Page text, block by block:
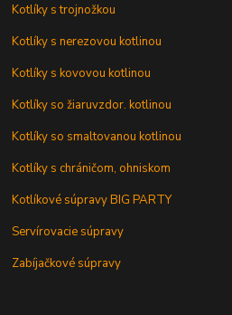
Kotlíky s trojnožkou
Kotlíky s nerezovou kotlinou
Kotlíky s kovovou kotlinou
Kotlíky so žiaruvzdor. kotlinou
Kotlíky so smaltovanou kotlinou
Kotlíky s chráničom, ohniskom
Kotlíkové súpravy BIG PARTY
Servírovacie súpravy
Zabíjačkové súpravy